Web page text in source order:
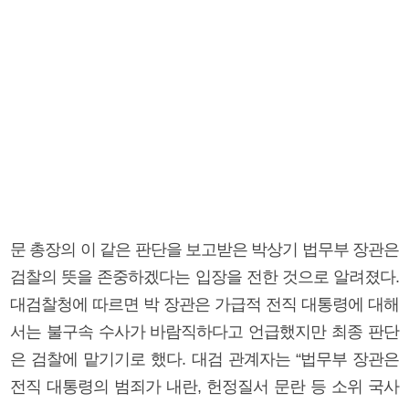
문 총장의 이 같은 판단을 보고받은 박상기 법무부 장관은
검찰의 뜻을 존중하겠다는 입장을 전한 것으로 알려졌다.
대검찰청에 따르면 박 장관은 가급적 전직 대통령에 대해
서는 불구속 수사가 바람직하다고 언급했지만 최종 판단
은 검찰에 맡기기로 했다. 대검 관계자는 “법무부 장관은
전직 대통령의 범죄가 내란, 헌정질서 문란 등 소위 국사